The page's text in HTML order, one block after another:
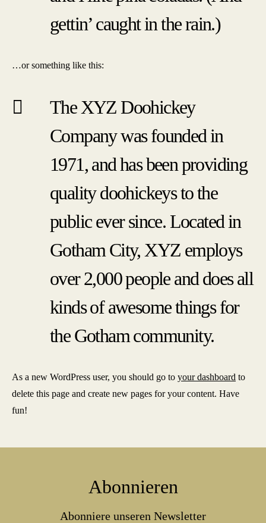
gettin’ caught in the rain.)
…or something like this:
The XYZ Doohickey
Company was founded in
1971, and has been providing
quality doohickeys to the
public ever since. Located in
Gotham City, XYZ employs
over 2,000 people and does all
kinds of awesome things for
the Gotham community.
As a new WordPress user, you should go to your dashboard to
delete this page and create new pages for your content. Have
fun!
Abonnieren
Abonniere unseren Newsletter